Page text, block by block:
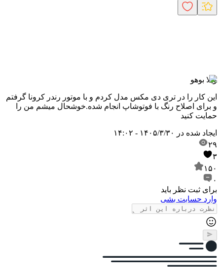
ویلا بوهو
این کار را در تری دی مکس مدل کردم و با موتور رندر کرونا گرفتم
و برای اصلاح رنگ با فوتوشاپ انجام شده.خوشحال میشم من را
حمایت کنید
ایجاد شده در
۱۴۰۵/۳/۳۰ - ۱۴:۰۲
۲۹
۳
۱۵۰
۰
برای ثبت نظر باید
وارد حسابت بشی